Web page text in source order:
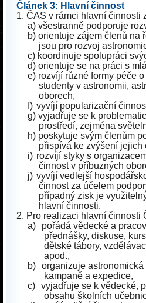
Článek 3: Hlavní činnost
1. ČAS v rámci hlavní činnosti
a) všestranně podporuje
b) orientuje zájem členů na
jsou pro rozvoj
c) koordinuje spolupráci
d) orientuje se na práci s
e) rozvíjí různé formy péče
studenty v astronomii,
oborech,
f) vyvíjí popularizační
g) vyjadřuje se k
prostředí, zejména
h) poskytuje svým členům
přispívá ke zvýšení jejich
i) rozvíjí styky s
činnost v příbuzných
j) vyvíjí vedlejší
činnost za účelem
případný zisk je
hlavní činnosti.
2. Pro realizaci hlavní činnosti
a)
pořádá vědecké a
přednášky, diskuse,
dětské tábory,
apod.,
b) organizuje
kampaně a expedice,
c) vyjadřuje se k vědecké,
obsahu školních